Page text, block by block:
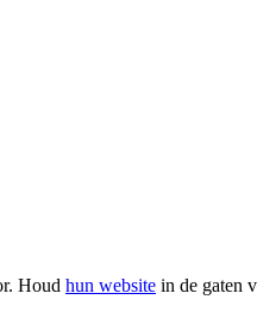
Houd hun website in de gaten